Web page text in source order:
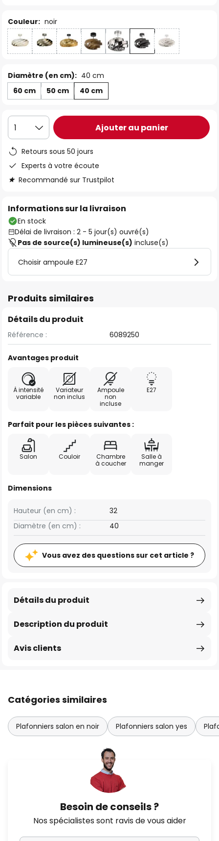
Couleur: noir
Diamètre (en cm): 40 cm
60 cm
50 cm 40 cm
1 Ajouter au panier
Retours sous 50 jours
Experts à votre écoute
Recommandé sur Trustpilot
Informations sur la livraison
En stock
Délai de livraison : 2 - 5 jour(s) ouvré(s)
Pas de source(s) lumineuse(s) incluse(s)
Choisir ampoule E27
Produits similaires
Détails du produit
Référence : 6089250
Avantages produit
À intensité
variable
Variateur
non inclus
Ampoule
non
incluse
E27
Parfait pour les pièces suivantes :
Salon Couloir
Chambre
à coucher
Salle à
manger
Dimensions
Hauteur (en cm) :
32
Diamètre (en cm) :
40
Vous avez des questions sur cet article ?
Description du produit
Détails du produit
Avis clients
Catégories similaires
Plafonniers salon en noir Plafonniers salon yes
Besoin de conseils ?
Nos spécialistes sont ravis de vous aider